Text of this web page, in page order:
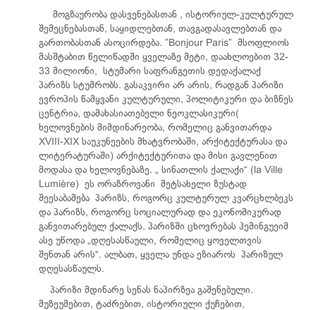
მოგზაურობა დასვენებასთან , ისტორიულ-კულტურულ
შემეცნებასთან, საყიდლებთან, თავგადასავლებთან და
გართობასთან ასოცირდება. ”Bonjour Paris” მსოფლიოს
მასშტაბით წელიწადში ყველაზე მეტი, დაახლოებით 32-
33 მილიონი, სტუმარი საფრანგეთის დედაქალაქ
პარიზს სტუმრობს. გასაკვირი არ არის, რადგან პარიზი
ევროპის წამყვანი კულტურული, პოლიტიკური და ბიზნეს
ცენტრია, დამახასიათებელი ნეოკლასიკური(
ხელოვნების მიმდინარეობა, რომელიც განვითარდა
XVIII-XIX საუკუნეების მხატვრობაში, არქიტექტურასა და
ლიტერატურაში) არქიტექტურითა და მისი გავლენით
მოდასა და ხელოვნებაზე. „ სინათლის ქალაქი“ (la Ville
Lumière) ეს ორაზროვანი მეტსახელი ზუსტად
შეესაბამება პარიზს, როგორც კულტურულ კვარცხლბეკს
და პარიზს, როგორც სოციალურად და ეკონომიკურად
განვითარებულ ქალაქს. პარიზში ცხოვრებას ჰემინგუეიმ
ასე უწოდა „დღესასწაული, რომელიც ყოველთვის
შენთან არის“. ალბათ, ყველა უნდა ეზიაროს პარიზულ
დღესასწაულს.
პარიზი მდინარე სენას ნაპირზეა გაშენებული.
მუზეუმებით, ტაძრებით, ისტორიული ქუჩებით,